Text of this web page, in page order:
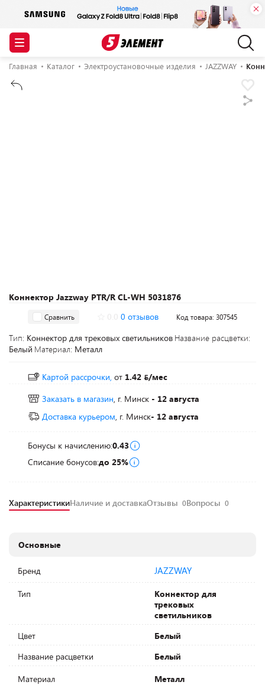
Главная Каталог Электроустановочные изделия JAZZWAY
Коннектор Jazzway PTR/R CL-WH 5031876
Сравнить 0 отзывов Код товара: 307545
Тип: Коннектор для трековых светильников Название расцветки:
Белый Материал: Металл
Картой рассрочки, от 1.42
/мес
Заказать в магазин, г. Минск - 12 августа
Доставка курьером, г. Минск- 12 августа
Бонусы к начислению:0.43
Списание бонусов:до 25%
ХарактеристикиНаличие и доставкаОтзывы 0Вопросы 0
Основные
Бренд JAZZWAY
Тип
Коннектор для
трековых
светильников
Цвет
Белый
Название расцветки
Белый
Материал
Металл